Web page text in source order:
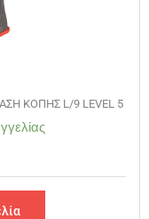
ΚΟΠΗΣ L/9 LEVEL 5